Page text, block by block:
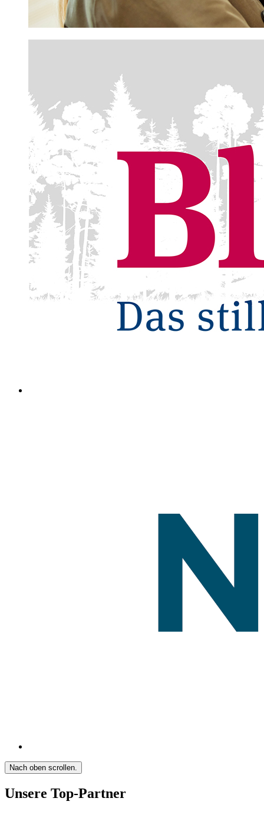
Nach oben scrollen.
Unsere Top-Partner